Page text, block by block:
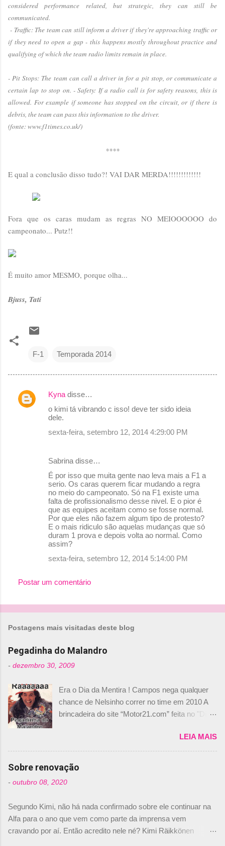
considered performance related, but strategic, they can still be
communicated.
- Traffic: The team can still inform a driver if they're approaching traffic or
if they need to open a gap - this happens mostly throughout practice and
qualifying of which the team radio limits remain in place.
- Pit Stops: The team can call a driver in for a pit stop, or communicate a
certain lap to stop on. - Safety: If a radio call is for safety reasons, this is
allowed. For example if someone has stopped on the circuit, or if there is
debris, the team can pass this information to the driver.
(fonte: www.f1times.co.uk/)
****
E qual a conclusão disso tudo?! VAI DAR MERDA!!!!!!!!!!!!!
Fora que os caras mudam as regras NO MEIOOOOOO do
campeonato... Putz!!
É muito amor MESMO, porque olha...
Bjuss, Tati
F-1 Temporada 2014
C
Kyna disse…
o kimi tá vibrando c isso! deve ter sido ideia
dele.
sexta-feira, setembro 12, 2014 4:29:00 PM
Sabrina disse…
É por isso que muita gente nao leva mais a F1 a
serio. Os caras querem ficar mudando a regra
no meio do campeonato. Só na F1 existe uma
falta de profissionalismo desse nivel. E o pior é
que as equipes aceitam como se fosse normal.
Por que eles não fazem algum tipo de protesto?
E o mais ridiculo são aquelas mudanças que só
duram 1 prova e depois volta ao normal. Como
assim?
sexta-feira, setembro 12, 2014 5:14:00 PM
Postar um comentário
Postagens mais visitadas deste blog
Pegadinha do Malandro
- dezembro 30, 2009
Era o Dia da Mentira ! Campos nega qualquer
chance de Nelsinho correr no time em 2010 A
brincadeira do site “Motor21.com” feita no "Día
de abril –, afirmando que Nelson Piquet havia
comprado 15% das ações da Campos, dando,
com isso, um lugar no time a Nelsinho Piquet,
foi esclarecida de uma vez por todas por
Daniele Audetto, diretor da escuderia. O
não será o companheiro de Bruno Senna em
2010. "Na verdade, nós recebemos uma oferta
de Piquet", admitiu Audetto. “Mas depois de ter
LEIA MAIS
Sobre renovação
- outubro 08, 2020
Segundo Kimi, não há nada confirmado sobre ele continuar na
Alfa para o ano que vem como parte da imprensa vem
cravando por aí. Então acredito nele né? Kimi Räikkönen